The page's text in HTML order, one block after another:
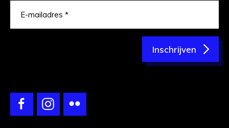
Inschrijven